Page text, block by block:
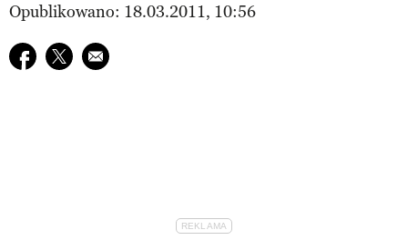
Opublikowano: 18.03.2011, 10:56
Udostępnij na facebook
Udostępnij na twitter
E-mail do przyjaciela